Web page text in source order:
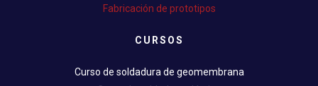
Fabricación de prototipos
CURSOS
Curso de soldadura de geomembrana